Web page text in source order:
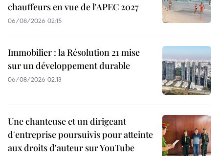
chauffeurs en vue de l'APEC 2027
06/08/2026 02:15
Immobilier : la Résolution 21 mise
sur un développement durable
06/08/2026 02:13
Une chanteuse et un dirigeant
d'entreprise poursuivis pour atteinte
aux droits d'auteur sur YouTube